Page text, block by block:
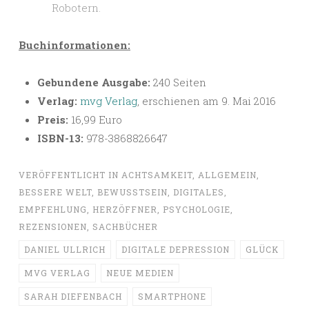
Robotern.
Buchinformationen:
Gebundene Ausgabe: 240 Seiten
Verlag: mvg Verlag, erschienen am 9. Mai 2016
Preis: 16,99 Euro
ISBN-13: 978-3868826647
VERÖFFENTLICHT IN ACHTSAMKEIT ALLGEMEIN
BESSERE WELT BEWUSSTSEIN DIGITALES
EMPFEHLUNG
HERZÖFFNER PSYCHOLOGIE
REZENSIONEN
SACHBÜCHER
DANIEL ULLRICH DIGITALE DEPRESSION GLÜCK
MVG VERLAG NEUE MEDIEN
SARAH DIEFENBACH SMARTPHONE